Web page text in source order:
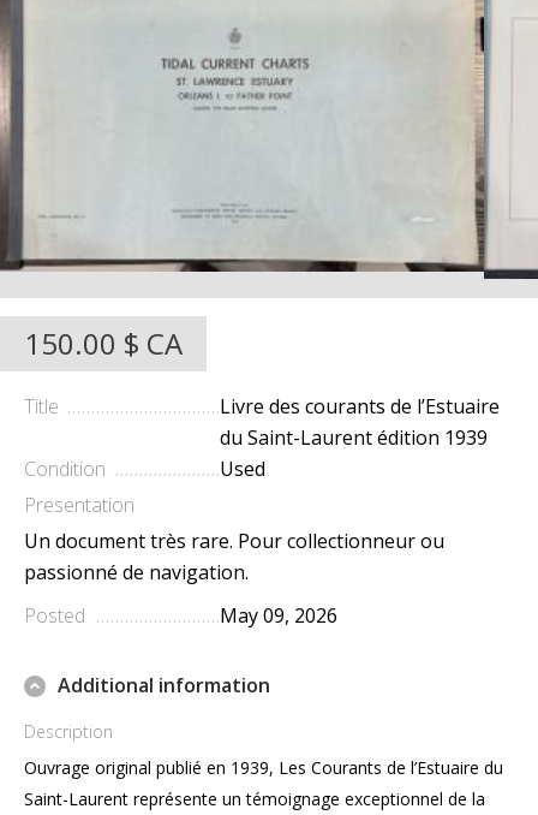
150.00 $ CA
Title
Livre des courants de l’Estuaire
du Saint-Laurent édition 1939
Condition
Used
Presentation
Un document très rare. Pour collectionneur ou
passionné de navigation.
Posted
May 09, 2026
Additional information
Description
Ouvrage original publié en 1939, Les Courants de l’Estuaire du
Saint-Laurent représente un témoignage exceptionnel de la